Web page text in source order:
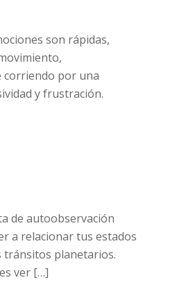
son rápidas,
corriendo por una
y frustración.
de autoobservación
a relacionar tus estados
tránsitos planetarios.
ver […]